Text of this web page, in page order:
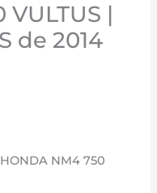
|
de 2014
NM4 750